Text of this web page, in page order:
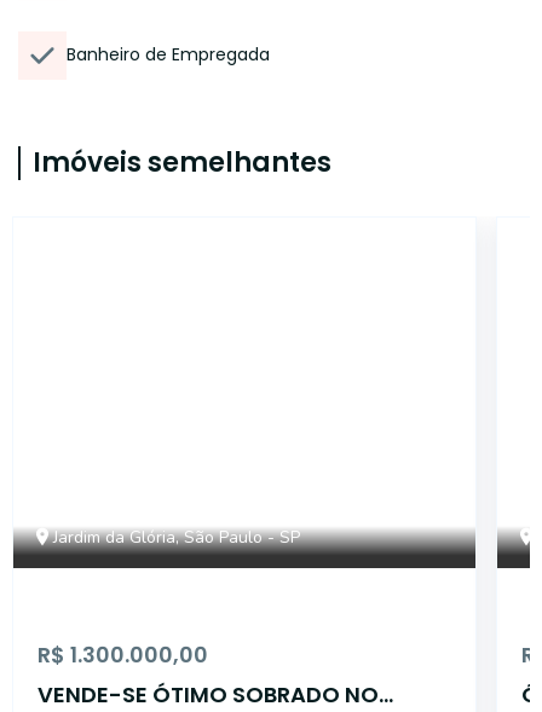
Banheiro de Empregada
Imóveis semelhantes
Jardim da Glória, São Paulo - SP
R$ 1.300.000,00
VENDE-SE ÓTIMO SOBRADO NO